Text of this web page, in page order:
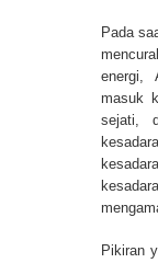
Pada
energi,
masuk
sejati,
Pikiran